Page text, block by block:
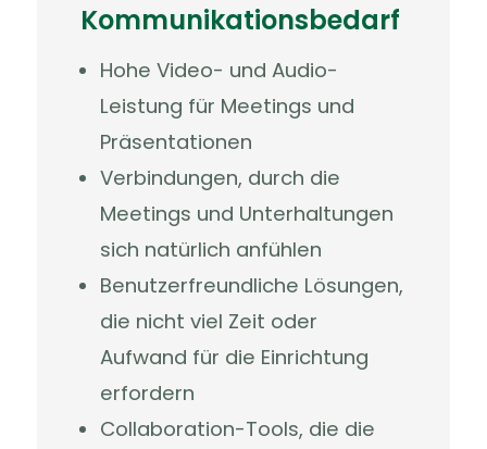
Kommunikationsbedarf
Hohe Video- und Audio-
Leistung für Meetings und
Präsentationen
Verbindungen, durch die
Meetings und Unterhaltungen
sich natürlich anfühlen
Benutzerfreundliche Lösungen,
die nicht viel Zeit oder
Aufwand für die Einrichtung
erfordern
Collaboration-Tools, die die